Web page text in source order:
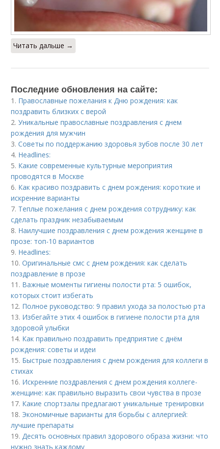
Читать дальше →
Последние обновления на сайте:
1. Православные пожелания к Дню рождения: как
поздравить близких с верой
2.Уникальные православные поздравления с днем
рождения для мужчин
3.Советы по поддержанию здоровья зубов после 30 лет
4. Headlines:
5. Какие современные культурные мероприятия
проводятся в Москве
6. Как красиво поздравить с днем рождения: короткие и
искренние варианты
7. Теплые пожелания с днем рождения сотруднику: как
сделать праздник незабываемым
8. Наилучшие поздравления с днем рождения женщине в
прозе: топ-10 вариантов
9. Headlines:
10.Оригинальные смс с днем рождения: как сделать
поздравление в прозе
11. Важные моменты гигиены полости рта: 5 ошибок,
которых стоит избегать
12. Полное руководство: 9 правил ухода за полостью рта
13. Избегайте этих 4 ошибок в гигиене полости рта для
здоровой улыбки
14. Как правильно поздравить предприятие с днём
рождения: советы и идеи
15. Быстрые поздравления с днем рождения для коллеги в
стихах
16. Искренние поздравления с днем рождения коллеге-
женщине: как правильно выразить свои чувства в прозе
17. Какие спортзалы предлагают уникальные тренировки
18. Экономичные варианты для борьбы с аллергией:
лучшие препараты
19. Десять основных правил здорового образа жизни: что
нужно знать каждому